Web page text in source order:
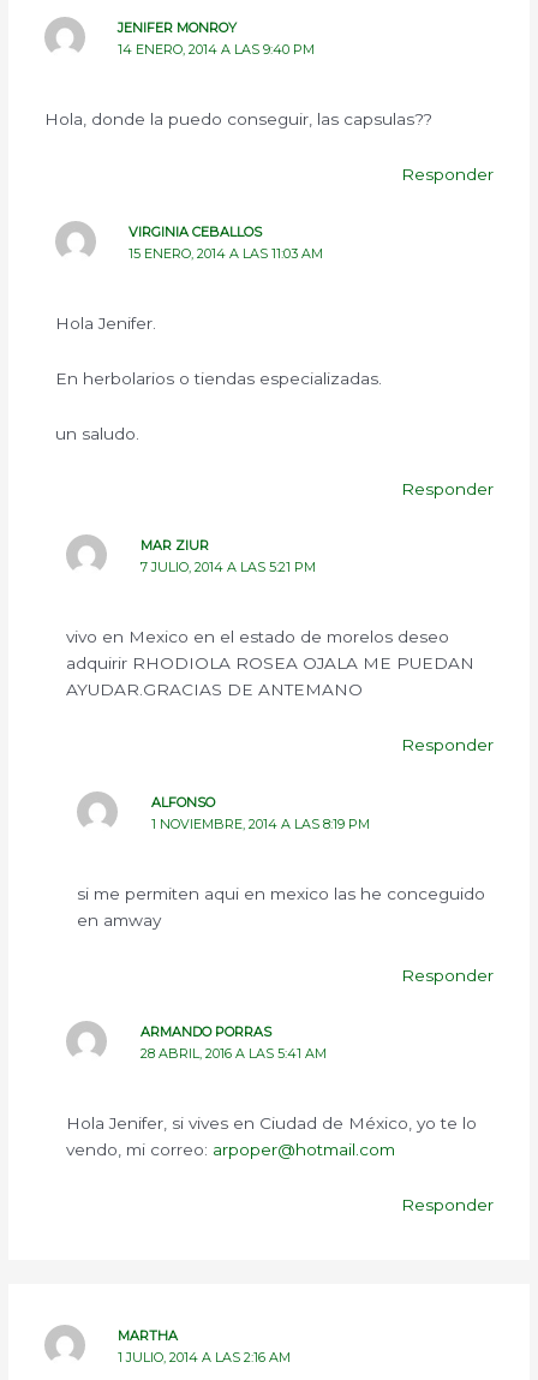
JENIFER MONROY
14 ENERO, 2014 A LAS 9:40 PM
Hola, donde la puedo conseguir, las capsulas??
Responder
VIRGINIA CEBALLOS
15 ENERO, 2014 A LAS 11:03 AM
Hola Jenifer.
En herbolarios o tiendas especializadas.
un saludo.
Responder
MAR ZIUR
7 JULIO, 2014 A LAS 5:21 PM
vivo en Mexico en el estado de morelos deseo
adquirir RHODIOLA ROSEA OJALA ME PUEDAN
AYUDAR.GRACIAS DE ANTEMANO
Responder
ALFONSO
1 NOVIEMBRE, 2014 A LAS 8:19 PM
si me permiten aqui en mexico las he conceguido
en amway
Responder
ARMANDO PORRAS
28 ABRIL, 2016 A LAS 5:41 AM
Hola Jenifer, si vives en Ciudad de México, yo te lo
vendo, mi correo: arpoper@hotmail.com
Responder
MARTHA
1 JULIO, 2014 A LAS 2:16 AM